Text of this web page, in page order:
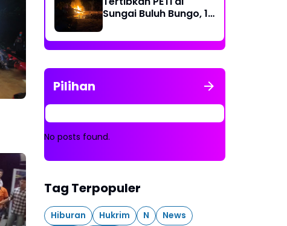
Sungai Buluh Bungo, 15
Dibakar
Pilihan
No posts found.
Tag Terpopuler
Hiburan Hukrim N
News